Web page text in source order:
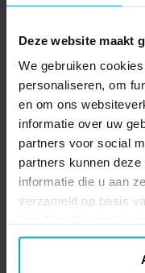
Deze website maakt
We gebruiken
personaliseren, om
en om ons
informatie over uw
partners voor social
partners kunnen
informatie die u aan
verzameld op basis